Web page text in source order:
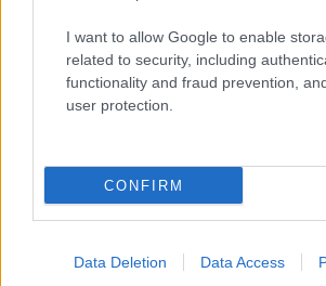
I want to allow Google to enable
related to security, including
functionality and fraud prevention,
user protection.
CONFIRM
Data Deletion Data Access
0 nap 2 óra 42 perc 53 másodperc
AC MilanvsManchester United2026-08-15
ELŐZŐ MÉRKŐZÉSEK